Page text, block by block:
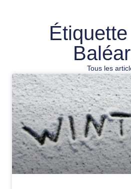
Tous les